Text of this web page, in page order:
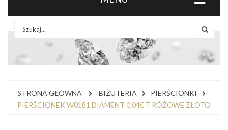
STRONA GŁÓWNA BIŻUTERIA
PIERŚCIONKI
PIERŚCIONEK W0181 DIAMENT 0,04CT RÓŻOWE ZŁOTO